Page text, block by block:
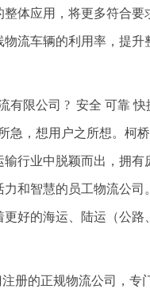
体应用，将更多符合
流车辆的利用率，提
限公司 ? 安全 可靠 快
急，想用户之所想。柯
行业中脱颖而出，拥
和智慧的员工物流公司
好的海运、陆运（公路
册的正规物流公司，专